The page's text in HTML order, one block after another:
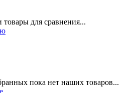
для сравнения...
пока нет наших товаров...